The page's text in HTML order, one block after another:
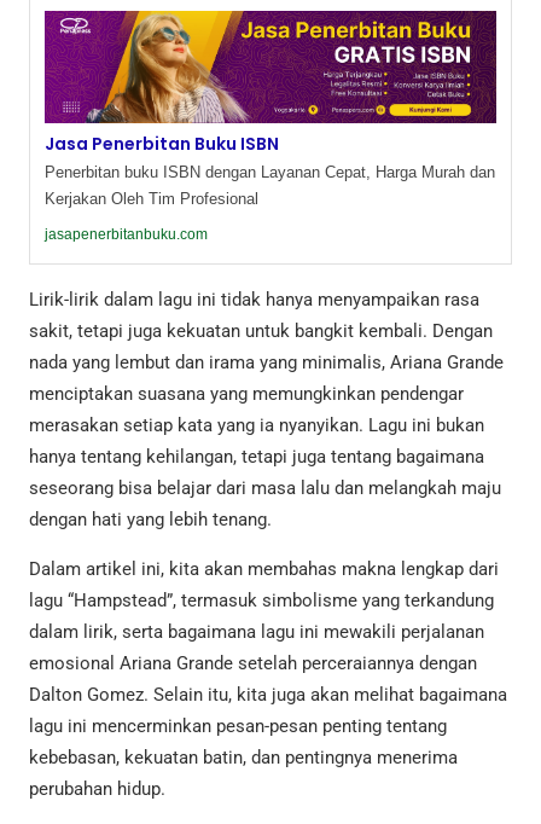
Jasa Penerbitan Buku ISBN
Penerbitan buku ISBN dengan Layanan Cepat, Harga Murah dan
Kerjakan Oleh Tim Profesional
jasapenerbitanbuku.com
Lirik-lirik dalam lagu ini tidak hanya menyampaikan rasa
sakit, tetapi juga kekuatan untuk bangkit kembali. Dengan
nada yang lembut dan irama yang minimalis, Ariana Grande
menciptakan suasana yang memungkinkan pendengar
merasakan setiap kata yang ia nyanyikan. Lagu ini bukan
hanya tentang kehilangan, tetapi juga tentang bagaimana
seseorang bisa belajar dari masa lalu dan melangkah maju
dengan hati yang lebih tenang.
Dalam artikel ini, kita akan membahas makna lengkap dari
lagu “Hampstead”, termasuk simbolisme yang terkandung
dalam lirik, serta bagaimana lagu ini mewakili perjalanan
emosional Ariana Grande setelah perceraiannya dengan
Dalton Gomez. Selain itu, kita juga akan melihat bagaimana
lagu ini mencerminkan pesan-pesan penting tentang
kebebasan, kekuatan batin, dan pentingnya menerima
perubahan hidup.